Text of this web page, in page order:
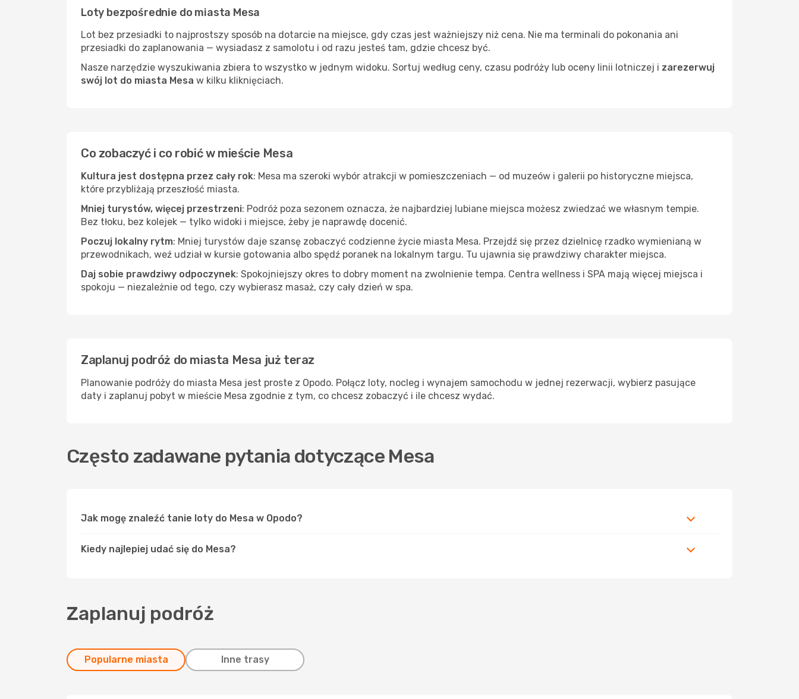
Loty bezpośrednie do miasta Mesa
Lot bez przesiadki to najprostszy sposób na dotarcie na miejsce, gdy czas jest ważniejszy niż cena. Nie ma terminali do pokonania ani
przesiadki do zaplanowania — wysiadasz z samolotu i od razu jesteś tam, gdzie chcesz być.
Nasze narzędzie wyszukiwania zbiera to wszystko w jednym widoku. Sortuj według ceny, czasu podróży lub oceny linii lotniczej i zarezerwuj
swój lot do miasta Mesa w kilku kliknięciach.
Co zobaczyć i co robić w mieście Mesa
Kultura jest dostępna przez cały rok: Mesa ma szeroki wybór atrakcji w pomieszczeniach — od muzeów i galerii po historyczne miejsca,
które przybliżają przeszłość miasta.
Mniej turystów, więcej przestrzeni: Podróż poza sezonem oznacza, że najbardziej lubiane miejsca możesz zwiedzać we własnym tempie.
Bez tłoku, bez kolejek — tylko widoki i miejsce, żeby je naprawdę docenić.
Poczuj lokalny rytm: Mniej turystów daje szansę zobaczyć codzienne życie miasta Mesa. Przejdź się przez dzielnicę rzadko wymienianą w
przewodnikach, weź udział w kursie gotowania albo spędź poranek na lokalnym targu. Tu ujawnia się prawdziwy charakter miejsca.
Daj sobie prawdziwy odpoczynek: Spokojniejszy okres to dobry moment na zwolnienie tempa. Centra wellness i SPA mają więcej miejsca i
spokoju — niezależnie od tego, czy wybierasz masaż, czy cały dzień w spa.
Zaplanuj podróż do miasta Mesa już teraz
Planowanie podróży do miasta Mesa jest proste z Opodo. Połącz loty, nocleg i wynajem samochodu w jednej rezerwacji, wybierz pasujące
daty i zaplanuj pobyt w mieście Mesa zgodnie z tym, co chcesz zobaczyć i ile chcesz wydać.
Często zadawane pytania dotyczące Mesa
Jak mogę znaleźć tanie loty do Mesa w Opodo?
Kiedy najlepiej udać się do Mesa?
Zaplanuj podróż
Popularne miasta Inne trasy